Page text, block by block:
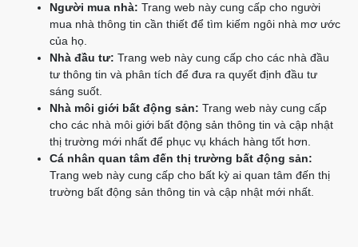
Người mua nhà: Trang web này cung cấp cho người
mua nhà thông tin cần thiết để tìm kiếm ngôi nhà mơ ước
của họ.
Nhà đầu tư: Trang web này cung cấp cho các nhà đầu
tư thông tin và phân tích để đưa ra quyết định đầu tư
sáng suốt.
Nhà môi giới bất động sản: Trang web này cung cấp
cho các nhà môi giới bất động sản thông tin và cập nhật
thị trường mới nhất để phục vụ khách hàng tốt hơn.
Cá nhân quan tâm đến thị trường bất động sản:
Trang web này cung cấp cho bất kỳ ai quan tâm đến thị
trường bất động sản thông tin và cập nhật mới nhất.